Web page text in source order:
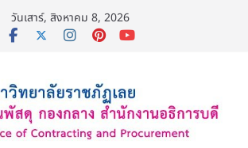
วันเสาร์, สิงหาคม 8, 2026